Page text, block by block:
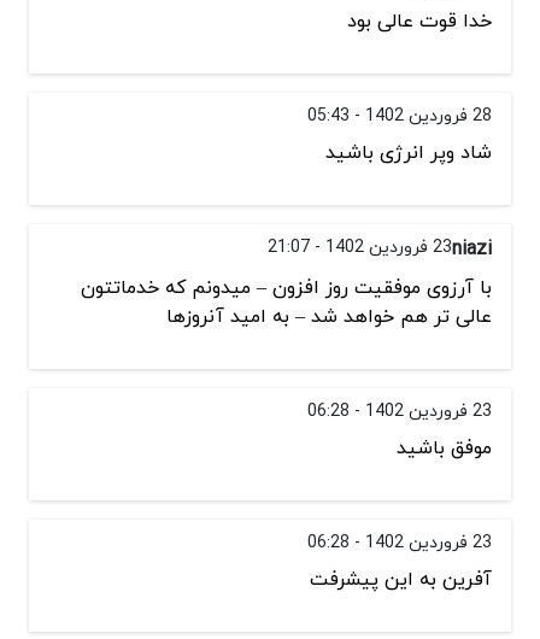
خدا قوت عالی بود
28 فروردین 1402 - 05:43
شاد وپر انرژی باشید
niazi23 فروردین 1402 - 21:07
با آرزوی موفقیت روز افزون – میدونم که خدماتتون
عالی تر هم خواهد شد – به امید آنروزها
23 فروردین 1402 - 06:28
موفق باشید
23 فروردین 1402 - 06:28
آفرین به این پیشرفت